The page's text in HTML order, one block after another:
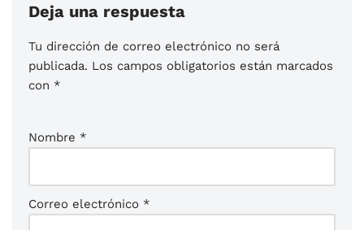
Deja una respuesta
Tu dirección de correo electrónico no será
publicada. Los campos obligatorios están marcados
con *
Nombre *
Correo electrónico *